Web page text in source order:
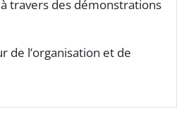
travers des démonstrations
de l’organisation et de